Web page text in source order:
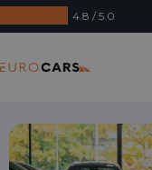
4.8 / 5.0